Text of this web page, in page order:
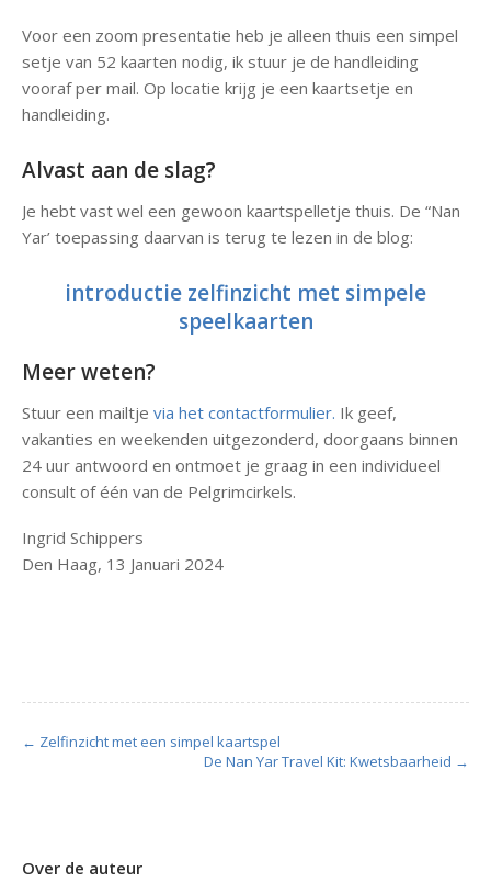
Voor een zoom presentatie heb je alleen thuis een simpel
setje van 52 kaarten nodig, ik stuur je de handleiding
vooraf per mail. Op locatie krijg je een kaartsetje en
handleiding.
Alvast aan de slag?
Je hebt vast wel een gewoon kaartspelletje thuis. De “Nan
Yar’ toepassing daarvan is terug te lezen in de blog:
introductie zelfinzicht met simpele
speelkaarten
Meer weten?
Stuur een mailtje via het contactformulier. Ik geef,
vakanties en weekenden uitgezonderd, doorgaans binnen
24 uur antwoord en ontmoet je graag in een individueel
consult of één van de Pelgrimcirkels.
Ingrid Schippers
Den Haag, 13 Januari 2024
← Zelfinzicht met een simpel kaartspel
De Nan Yar Travel Kit: Kwetsbaarheid →
Over de auteur